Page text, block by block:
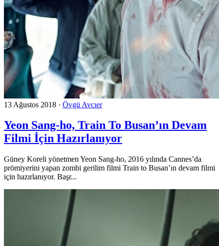
13 Ağustos 2018 · Övgü Avcıer
Yeon Sang-ho, Train To Busan’ın Devam
Filmi İçin Hazırlanıyor
Güney Koreli yönetmen Yeon Sang-ho, 2016 yılında Cannes’da
prömiyerini yapan zombi gerilim filmi Train to Busan’ın devam filmi
için hazırlanıyor. Başr...